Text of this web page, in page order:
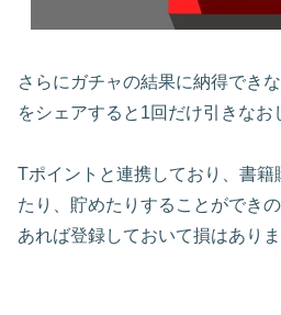
さらにガチャの結果に納得でき
をシェアすると1回だけ引きなお
Tポイントと連携しており、書籍
たり、貯めたりすることができ
あれば登録しておいて損はありま